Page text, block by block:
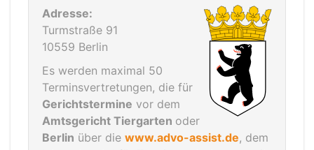
Adresse:
Turmstraße 91
10559 Berlin
Es werden maximal 50
Terminsvertretungen, die für
Gerichtstermine vor dem
Amtsgericht Tiergarten oder
Berlin über die www.advo-assist.de, dem